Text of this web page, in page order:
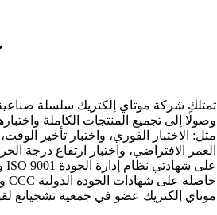
تمتلك شركة موتاي إلكتريك سلسلة صناعية
وصولًا إلى تجميع المنتجات الكاملة
مثل: الاختبار الفوري، واختبار تأخير
العمر الافتراضي، واختبار ارتفاع درجة
موتاي إلكتريك عضو في جمعية تشجيانغ